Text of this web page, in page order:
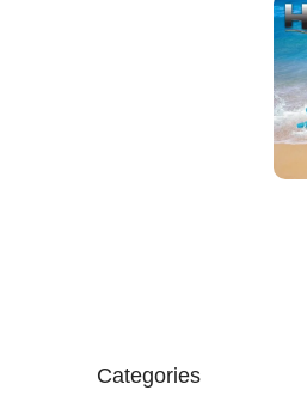
Categories